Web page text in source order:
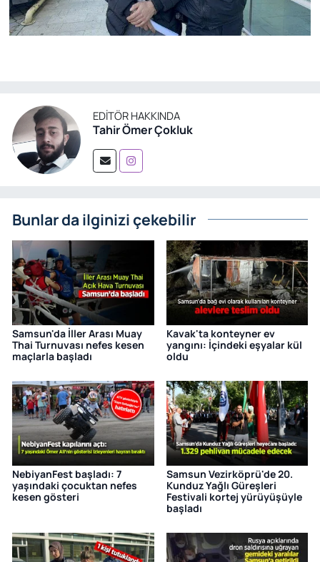
EDITÖR HAKKINDA
Tahir Ömer Çokluk
Bunlar da ilginizi çekebilir
Samsun'da İller Arası Muay
Thai Turnuvası nefes kesen
maçlarla başladı
Kavak'ta konteyner ev
yangını: İçindeki eşyalar kül
oldu
NebiyanFest başladı: 7
yaşındaki çocuktan nefes
kesen gösteri
Samsun Vezirköprü'de 20.
Kunduz Yağlı Güreşleri
Festivali kortej yürüyüşüyle
başladı